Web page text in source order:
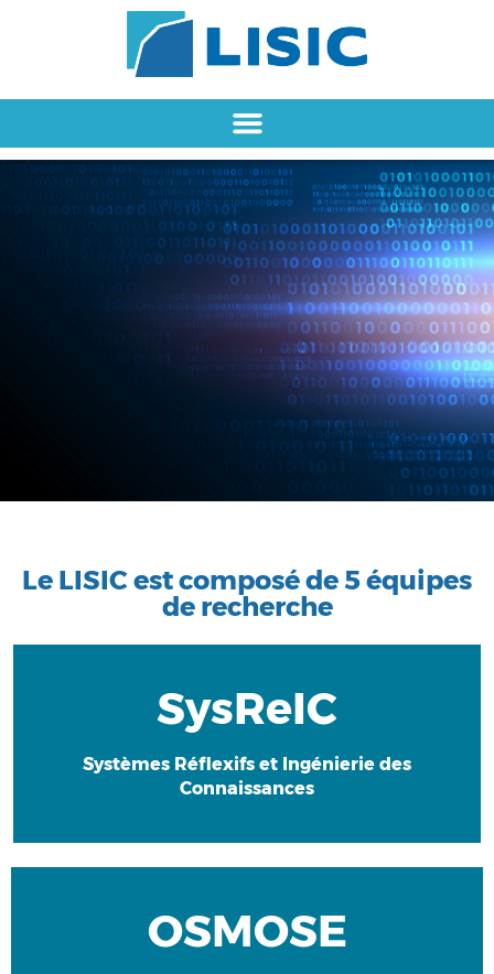
Bienvenue !
Le Laboratoire d’Informatique Signal et
Image de la Côte d’Opale, UR 4491, est le
du Littoral Côte d'Opale.
Le LISIC est composé de 5 équipes
de recherche
SysReIC
Systèmes Réflexifs et Ingénierie des
Connaissances
Découvrir l'équipe
OSMOSE